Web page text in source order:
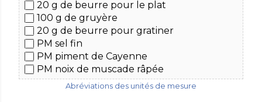
20 g de beurre pour le plat
100 g de gruyère
20 g de beurre pour gratiner
PM sel fin
PM piment de Cayenne
PM noix de muscade râpée
Abréviations des unités de mesure